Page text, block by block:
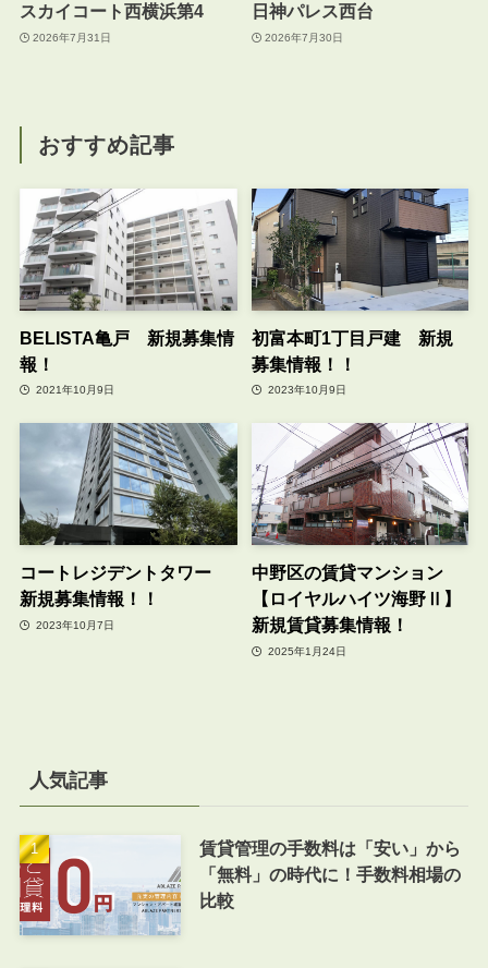
スカイコート西横浜第4
2026年7月31日
日神パレス西台
2026年7月30日
おすすめ記事
BELISTA亀戸 新規募集情
報！
2021年10月9日
初富本町1丁目戸建 新規
募集情報！！
2023年10月9日
コートレジデントタワー
新規募集情報！！
2023年10月7日
中野区の賃貸マンション
【ロイヤルハイツ海野Ⅱ】
新規賃貸募集情報！
2025年1月24日
人気記事
賃貸管理の手数料は「安い」から
「無料」の時代に！手数料相場の
比較